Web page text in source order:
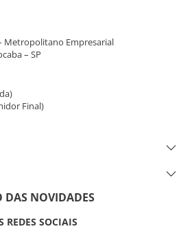
Metropolitano Empresarial
– SP
Final)
DAS NOVIDADES
REDES SOCIAIS